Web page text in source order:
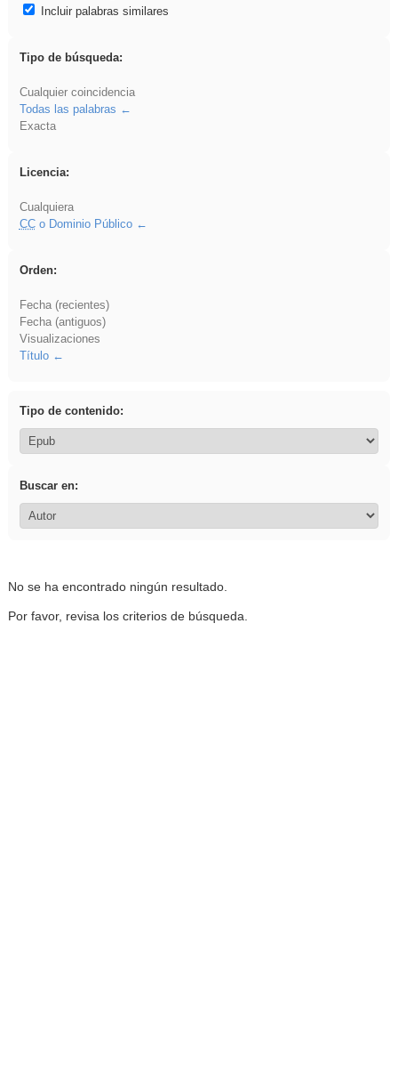
Incluir palabras similares
Tipo de búsqueda:
Cualquier coincidencia
Todas las palabras
Exacta
Licencia:
Cualquiera
CCo Dominio Público
Orden:
Fecha (recientes)
Fecha (antiguos)
Visualizaciones
Título
Tipo de contenido:
Buscar en:
No se ha encontrado ningún resultado.
Por favor, revisa los criterios de búsqueda.